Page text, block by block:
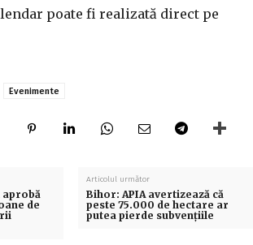
poate fi realizată direct pe
Evenimente
aprobă
de
Articolul următor
Bihor: APIA avertizează că
peste 75.000 de hectare ar
putea pierde subvențiile